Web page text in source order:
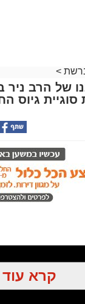
>
של הרב
גיוס
קרא עוד